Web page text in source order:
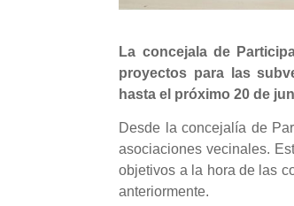
La concejala de
proyectos para las
hasta el próximo 20 de
Desde la concejalía de
asociaciones vecinales.
objetivos a la hora de las
anteriormente.